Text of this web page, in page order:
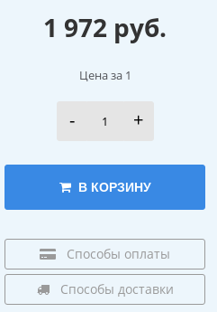
1 972 руб.
Цена за 1
- +
В КОРЗИНУ
Способы оплаты
Способы доставки